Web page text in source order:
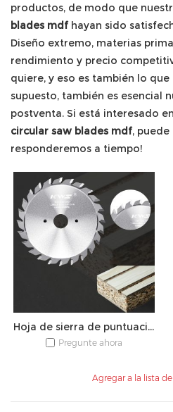
productos, de modo que
blades mdfhayan sido
Diseño extremo, materias
rendimiento y precio
quiere, y eso es también lo
supuesto, también es esencial
postventa. Si está interesado
circular saw blades mdf, puede
responderemos a tiempo!
Hoja de sierra de puntuación ajustable TCT
Pregunte ahora